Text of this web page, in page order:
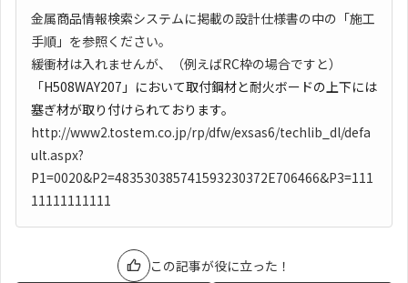
金属商品情報検索システムに掲載の設計仕様書の中の「施工
手順」を参照ください。
緩衝材は入れませんが、（例えばRC枠の場合ですと）
「H508WAY207」において取付鋼材と耐火ボードの上下には
塞ぎ材が取り付けられております。
http://www2.tostem.co.jp/rp/dfw/exsas6/techlib_dl/defa
ult.aspx?
P1=0020&P2=483530385741593230372E706466&P3=111
11111111111
この記事が役に立った！